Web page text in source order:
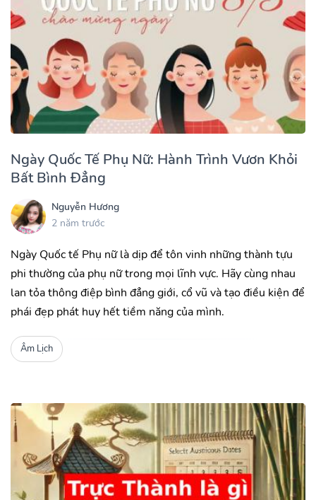
Ngày Quốc Tế Phụ Nữ: Hành Trình Vươn Khỏi
Bất Bình Đẳng
Nguyễn Hương
2 năm trước
Ngày Quốc tế Phụ nữ là dịp để tôn vinh những thành tựu
phi thường của phụ nữ trong mọi lĩnh vực. Hãy cùng nhau
lan tỏa thông điệp bình đẳng giới, cổ vũ và tạo điều kiện để
phái đẹp phát huy hết tiềm năng của mình.
Âm Lịch